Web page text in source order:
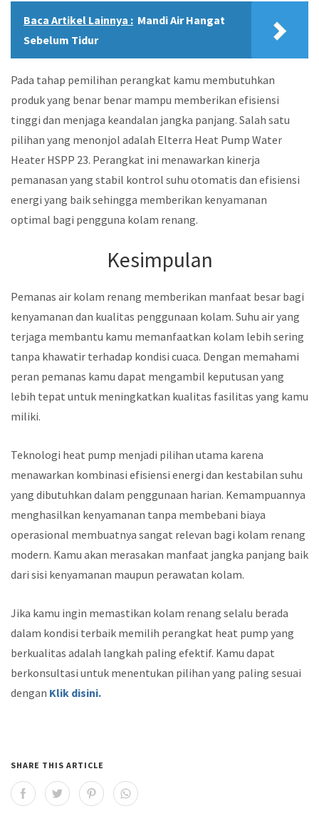
Baca Artikel Lainnya : Mandi Air Hangat
Sebelum Tidur
Pada tahap pemilihan perangkat kamu membutuhkan
produk yang benar benar mampu memberikan efisiensi
tinggi dan menjaga keandalan jangka panjang. Salah satu
pilihan yang menonjol adalah Elterra Heat Pump Water
Heater HSPP 23. Perangkat ini menawarkan kinerja
pemanasan yang stabil kontrol suhu otomatis dan efisiensi
energi yang baik sehingga memberikan kenyamanan
optimal bagi pengguna kolam renang.
Kesimpulan
Pemanas air kolam renang memberikan manfaat besar bagi
kenyamanan dan kualitas penggunaan kolam. Suhu air yang
terjaga membantu kamu memanfaatkan kolam lebih sering
tanpa khawatir terhadap kondisi cuaca. Dengan memahami
peran pemanas kamu dapat mengambil keputusan yang
lebih tepat untuk meningkatkan kualitas fasilitas yang kamu
miliki.
Teknologi heat pump menjadi pilihan utama karena
menawarkan kombinasi efisiensi energi dan kestabilan suhu
yang dibutuhkan dalam penggunaan harian. Kemampuannya
menghasilkan kenyamanan tanpa membebani biaya
operasional membuatnya sangat relevan bagi kolam renang
modern. Kamu akan merasakan manfaat jangka panjang baik
dari sisi kenyamanan maupun perawatan kolam.
Jika kamu ingin memastikan kolam renang selalu berada
dalam kondisi terbaik memilih perangkat heat pump yang
berkualitas adalah langkah paling efektif. Kamu dapat
berkonsultasi untuk menentukan pilihan yang paling sesuai
dengan Klik disini.
SHARE THIS ARTICLE